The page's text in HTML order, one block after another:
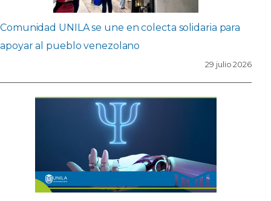
Comunidad UNILA se une en colecta solidaria para
apoyar al pueblo venezolano
29 julio 2026